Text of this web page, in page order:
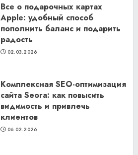
Все о подарочных картах
Apple: удобный способ
пополнить баланс и подарить
радость
02.03.2026
Комплексная SEO-оптимизация
сайта Seora: как повысить
видимость и привлечь
клиентов
06.02.2026